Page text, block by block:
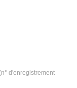
d'enregistrement